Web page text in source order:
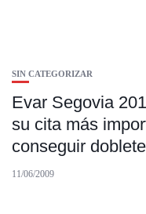
SIN CATEGORIZAR
Evar Segovia
su cita más
conseguir
11/06/2009